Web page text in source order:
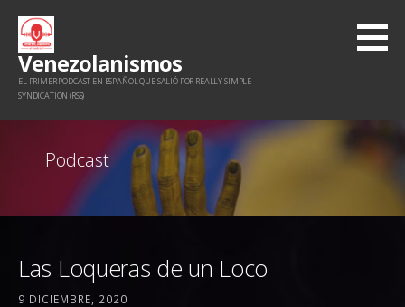
Saltar
contenido
Venezolanismos
EL PRIMER PODCAST EN ESPAÑOL QUE SALIÓ POR REALLY SIMPLE
SYNDICATION (RSS)
Podcast
Las Loqueras de un Loco
9 DICIEMBRE, 2020